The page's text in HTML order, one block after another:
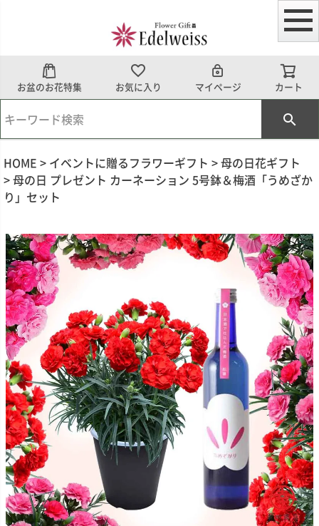
お盆のお花特集 お気に入り マイページ カート
HOME イベントに贈るフラワーギフト
母の日花ギフト
母の日 プレゼント カーネーション 5号鉢＆梅酒「うめざか
り」セット